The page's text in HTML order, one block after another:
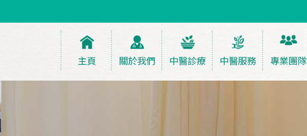
主頁 關於我們 中醫診療 中醫服務 專業團隊